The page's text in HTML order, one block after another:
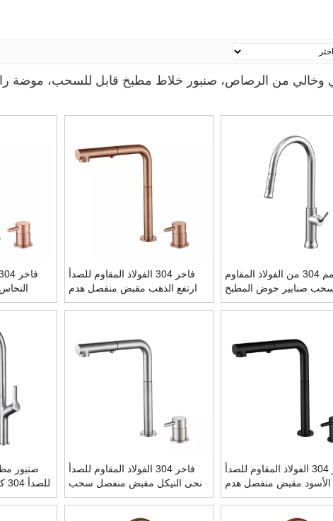
للصدأ 304، متين، صحي وخالي من الرصاص، صنبور خلاط مطبخ قابل للسحب،
مصمم 304 من الفولاذ المقاوم
صنابير حوض المطبخ
فاخر 304 الفولاذ المقاوم للصدأ
ارتفع الذهب مقبض منفصل هدم
الحنفيات بالوعة المطبخ
مقبض
فاخر 304 الفولاذ المقاوم للصدأ
الأسود مقبض منفصل هدم
الحنفيات بالوعة المطبخ
فاخر 304 الفولاذ المقاوم للصدأ
نحى النيكل مقبض منفصل سحب
أسفل الحنفيات بالوعة المطبخ
صنبور